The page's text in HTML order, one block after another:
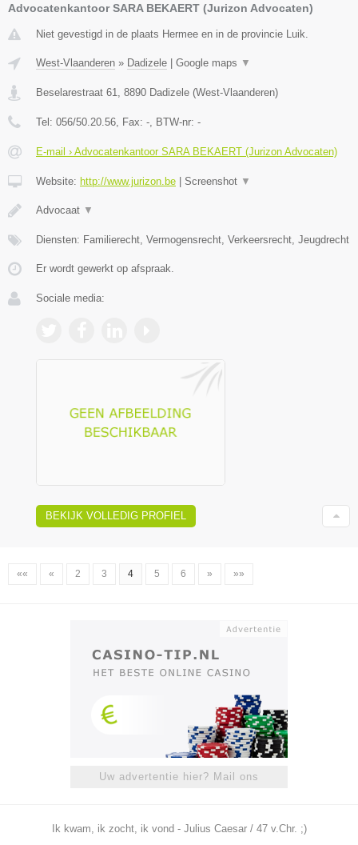
Advocatenkantoor SARA BEKAERT (Jurizon Advocaten)
Niet gevestigd in de plaats Hermee en in de provincie Luik.
West-Vlaanderen » Dadizele Google maps ▼
Beselarestraat 61 8890 Dadizele (West-Vlaanderen)
Tel: 056/50.20.56 , Fax: - , BTW-nr: -
E-mail › Advocatenkantoor SARA BEKAERT (Jurizon Advocaten)
Website: http://www.jurizon.be Screenshot ▼
Advocaat ▼
Diensten: Familierecht, Vermogensrecht, Verkeersrecht, Jeugdrecht
Er wordt gewerkt op afspraak.
Sociale media:
BEKIJK VOLLEDIG PROFIEL
«« « 2 3 4 5 6 » »»
Uw advertentie hier? Mail ons
Ik kwam, ik zocht, ik vond - Julius Caesar / 47 v.Chr. ;)